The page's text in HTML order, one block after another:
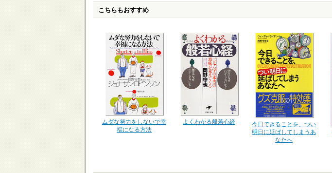
こちらもおすすめ
ムダな努力をしないで幸
福になる方法
よくわかる般若心経
今日できることを、つい
明日に延ばしてしまうあ
なたへ